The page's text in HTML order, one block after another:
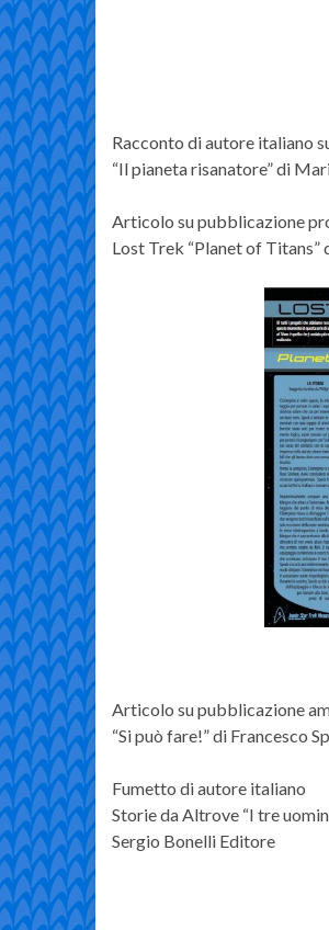
Racconto di autore italiano
“Il pianeta risanatore” di
Articolo su pubblicazione
Lost Trek “Planet of
Articolo su pubblicazione
“Si può fare!” di Francesco
Fumetto di autore italiano
Storie da Altrove “I tre
Sergio Bonelli Editore